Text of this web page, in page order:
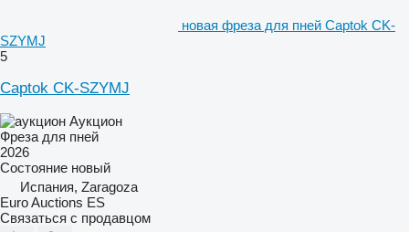
новая фреза для пней Captok CK-
SZYMJ
5
Captok CK-SZYMJ
Аукцион
Фреза для пней
2026
Состояние новый
Испания, Zaragoza
Euro Auctions ES
Связаться с продавцом